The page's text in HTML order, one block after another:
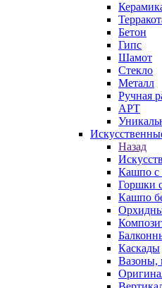
Бетон
Гипс
Шамот
Стекло
Металл
Ручная
АРТ
Назад
Кашпо с
Горшки
Кашпо
Каскады
Вазоны,